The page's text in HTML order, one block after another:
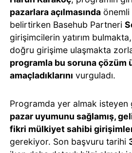
pazarlara açılmasında önemli
belirtirken Basehub Partneri
girişimcilerin yatırım bulmakta,
doğru girişime ulaşmakta
programla bu soruna çözüm
amaçladıklarını vurguladı.
Programda yer almak isteyen
pazar uyumunu sağlamış,
fikri mülkiyet sahibi
gerekiyor. Son başvuru tarihi